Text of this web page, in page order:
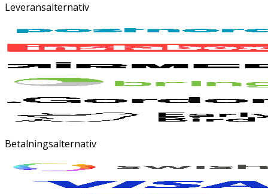
Leveransalternativ
Betalningsalternativ